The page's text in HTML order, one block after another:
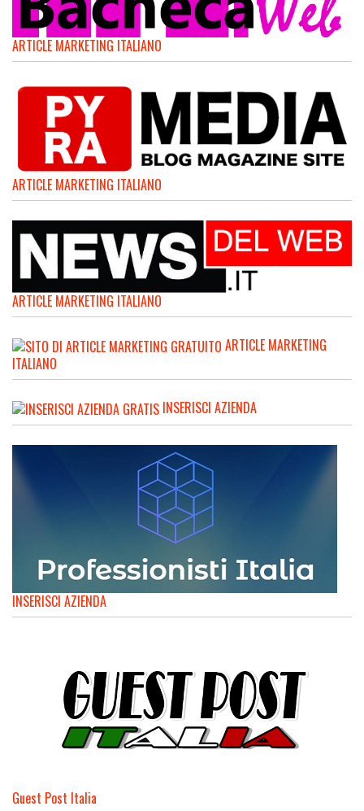
ARTICLE MARKETING ITALIANO
ARTICLE MARKETING ITALIANO
ARTICLE MARKETING ITALIANO
ARTICLE MARKETING
ITALIANO
INSERISCI AZIENDA
INSERISCI AZIENDA
Guest Post Italia